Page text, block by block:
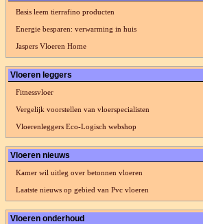
Basis leem tierrafino producten
Energie besparen: verwarming in huis
Jaspers Vloeren Home
Vloeren leggers
Fitnessvloer
Vergelijk voorstellen van vloerspecialisten
Vloerenleggers Eco-Logisch webshop
Vloeren nieuws
Kamer wil uitleg over betonnen vloeren
Laatste nieuws op gebied van Pvc vloeren
Vloeren onderhoud